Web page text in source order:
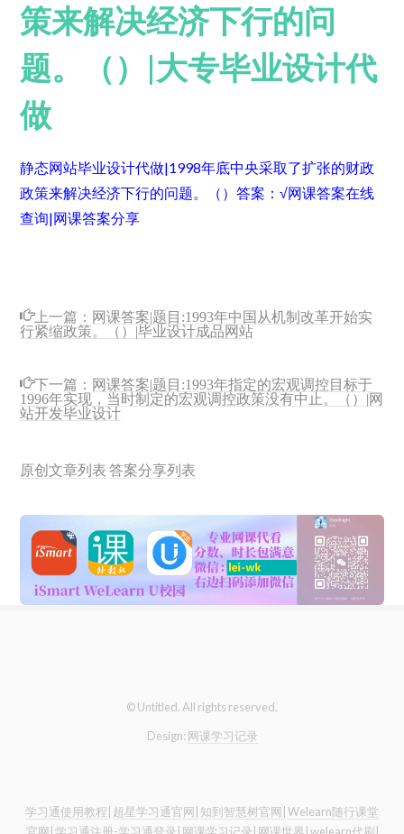
策来解决经济下行的问
题。（）|大专毕业设计代
做
静态网站毕业设计代做|1998年底中央采取了扩张的财政
政策来解决经济下行的问题。（）答案：√网课答案在线
查询|网课答案分享
上一篇： 网课答案|题目:1993年中国从机制改革开始实
行紧缩政策。（）|毕业设计成品网站
下一篇： 网课答案|题目:1993年指定的宏观调控目标于
1996年实现，当时制定的宏观调控政策没有中止。（）|网
站开发毕业设计
原创文章列表 答案分享列表
© Untitled. All rights reserved.
Design: 网课学习记录
学习通使用教程| 超星学习通官网| 知到智慧树官网| Welearn随行课堂
官网| 学习通注册-学习通登录| 网课学习记录| 网课世界| welearn代刷|